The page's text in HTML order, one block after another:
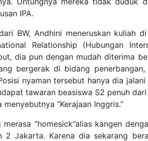
IPA.
BW, Andhini meneruskan kuliah
Relationship (Hubungan
dia pun dengan mudah diterima
bergerak di bidang
nyaman tersebut hanya dia
tawaran beasiswa S2 penuh
“Kerajaan Inggris.”
merasa “homesick”alias kangen
2 Jakarta. Karena dia sekarang